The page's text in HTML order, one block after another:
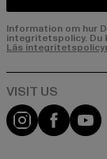
Information om hur
integritetspolicy.
Läs
Visit our
Visit